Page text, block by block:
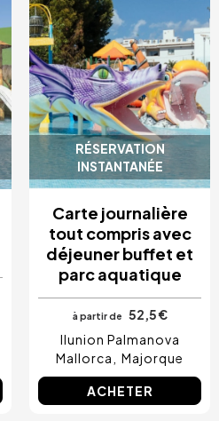
RÉSERVATION
INSTANTANÉE
Carte journalière
tout compris avec
déjeuner buffet et
parc aquatique
à partir de
52,5 €
Ilunion Palmanova
Mallorca
Majorque
ACHETER